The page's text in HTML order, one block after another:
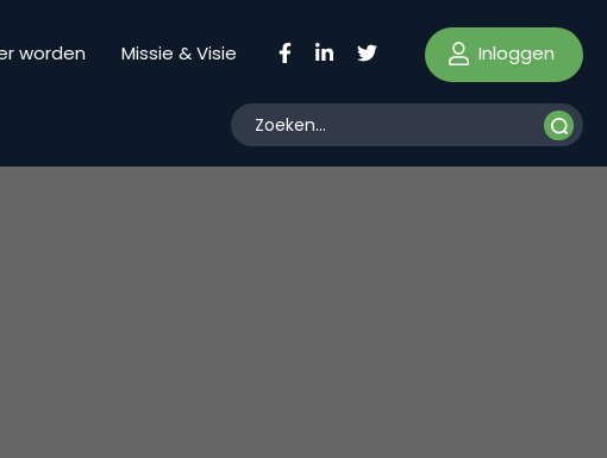
worden Missie & Visie Inloggen